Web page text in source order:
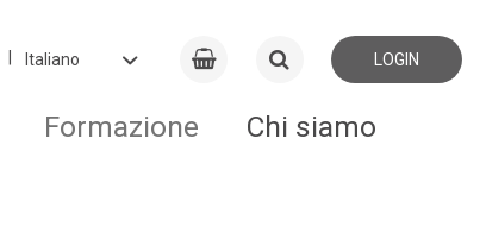
LOGIN
Formazione Chi siamo